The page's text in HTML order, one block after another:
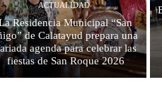
ACTUALIDAD
Residencia Municipal “San
de Calatayud prepara una
agenda para celebrar las
fiestas de San Roque 2026